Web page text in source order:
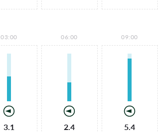
03:00
3.1
06:00
2.4
09:00
5.4